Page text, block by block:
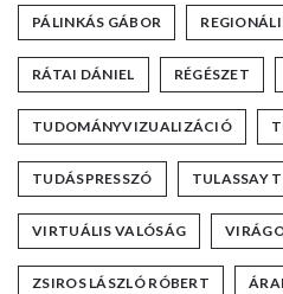
PÁLINKÁS GÁBOR
RÁTAI DÁNIEL RÉGÉSZET
TUDOMÁNYVIZUALIZÁCIÓ
TUDÁSPRESSZÓ TULASSAY
VIRTUÁLIS VALÓSÁG
ZSIROS LÁSZLÓ RÓBERT